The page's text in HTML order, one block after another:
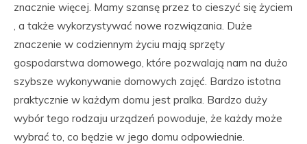
znacznie więcej. Mamy szansę przez to cieszyć się życiem
, a także wykorzystywać nowe rozwiązania. Duże
znaczenie w codziennym życiu mają sprzęty
gospodarstwa domowego, które pozwalają nam na dużo
szybsze wykonywanie domowych zajęć. Bardzo istotna
praktycznie w każdym domu jest pralka. Bardzo duży
wybór tego rodzaju urządzeń powoduje, że każdy może
wybrać to, co będzie w jego domu odpowiednie.